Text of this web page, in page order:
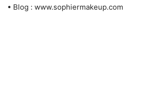
• Blog : www.sophiermakeup.com